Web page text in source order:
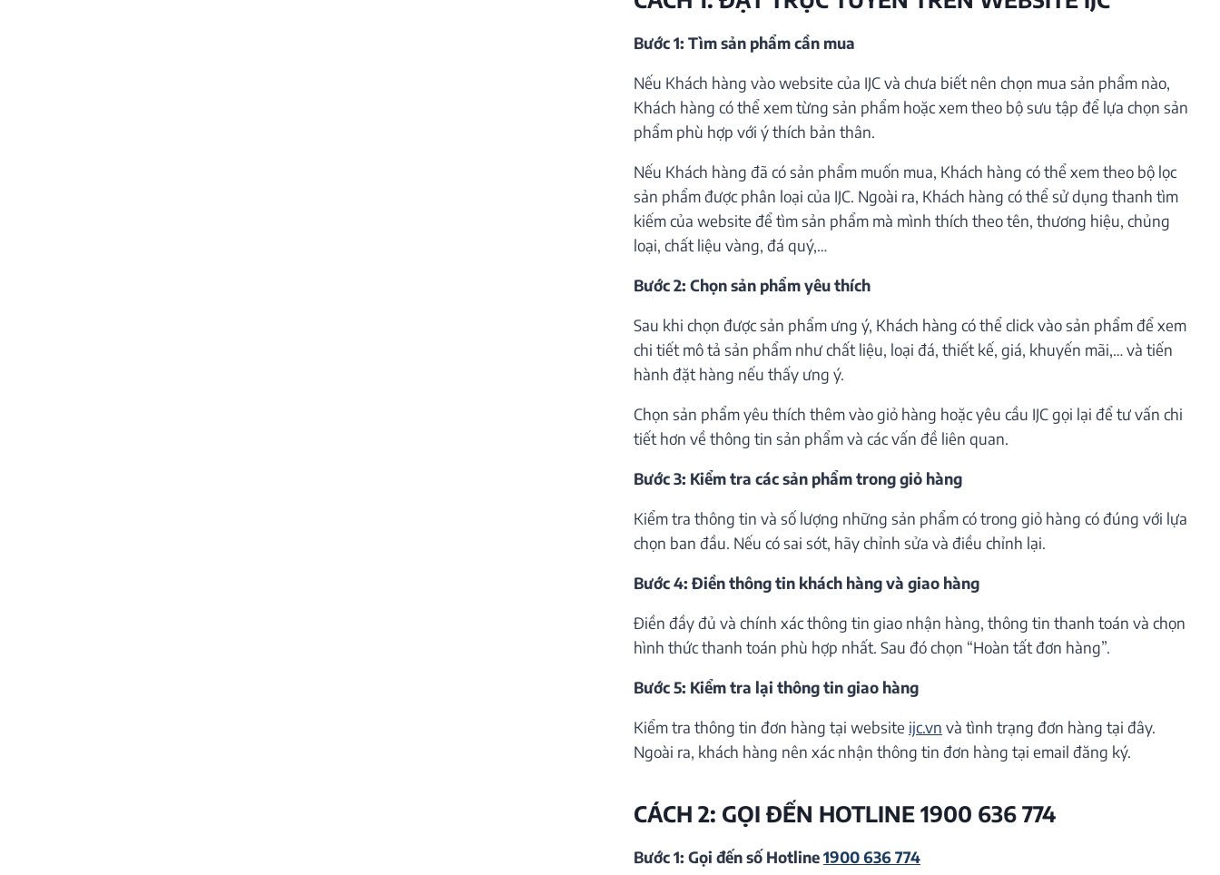
Bước 1: Tìm sản phẩm cần mua
Nếu Khách hàng vào website của IJC và chưa biết nên chọn mua sản phẩm nào,
Khách hàng có thể xem từng sản phẩm hoặc xem theo bộ sưu tập để lựa chọn sản
phẩm phù hợp với ý thích bản thân.
Nếu Khách hàng đã có sản phẩm muốn mua, Khách hàng có thể xem theo bộ lọc
sản phẩm được phân loại của IJC. Ngoài ra, Khách hàng có thể sử dụng thanh tìm
kiếm của website để tìm sản phẩm mà mình thích theo tên, thương hiệu, chủng
loại, chất liệu vàng, đá quý,…
Bước 2: Chọn sản phẩm yêu thích
Sau khi chọn được sản phẩm ưng ý, Khách hàng có thể click vào sản phẩm để xem
chi tiết mô tả sản phẩm như chất liệu, loại đá, thiết kế, giá, khuyến mãi,… và tiến
hành đặt hàng nếu thấy ưng ý.
Chọn sản phẩm yêu thích thêm vào giỏ hàng hoặc yêu cầu IJC gọi lại để tư vấn chi
tiết hơn về thông tin sản phẩm và các vấn đề liên quan.
Bước 3: Kiểm tra các sản phẩm trong giỏ hàng
Kiểm tra thông tin và số lượng những sản phẩm có trong giỏ hàng có đúng với lựa
chọn ban đầu. Nếu có sai sót, hãy chỉnh sửa và điều chỉnh lại.
Bước 4: Điền thông tin khách hàng và giao hàng
Điền đầy đủ và chính xác thông tin giao nhận hàng, thông tin thanh toán và chọn
hình thức thanh toán phù hợp nhất. Sau đó chọn “Hoàn tất đơn hàng”.
Bước 5: Kiểm tra lại thông tin giao hàng
Kiểm tra thông tin đơn hàng tại website ijc.vn và tình trạng đơn hàng tại đây.
Ngoài ra, khách hàng nên xác nhận thông tin đơn hàng tại email đăng ký.
CÁCH 2: GỌI ĐẾN HOTLINE 1900 636 774
Bước 1: Gọi đến số Hotline1900 636 774